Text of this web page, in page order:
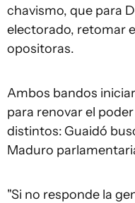
chavismo, que para
electorado, retomar
opositoras.
Ambos bandos
para renovar el
distintos: Guaidó
Maduro
"Si no responde la